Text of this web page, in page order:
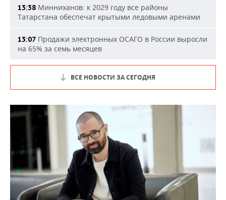
13:38 Минниханов: к 2029 году все районы
Татарстана обеспечат крытыми ледовыми аренами
13:07 Продажи электронных ОСАГО в России выросли
на 65% за семь месяцев
ВСЕ НОВОСТИ ЗА СЕГОДНЯ